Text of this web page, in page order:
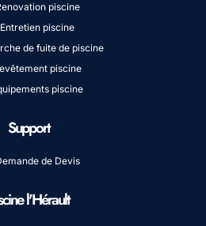
piscine
Entretien piscine
de fuite de piscine
piscine
piscine
Support
de Devis
l'Hérault